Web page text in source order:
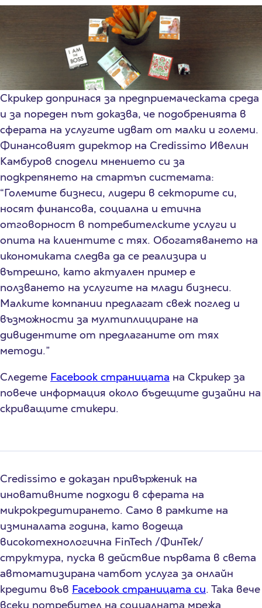
Скрикер допринася за предприемаческата среда
и за пореден път доказва, че подобренията в
сферата на услугите идват от малки и големи.
Финансовият директор на Credissimo Ивелин
Камбуров сподели мнението си за
подкрепянето на стартъп системата:
“Големите бизнеси, лидери в секторите си,
носят финансова, социална и етична
отговорност в потребителските услуги и
опита на клиентите с тях. Обогатяването на
икономиката следва да се реализира и
вътрешно, като актуален пример е
ползването на услугите на млади бизнеси.
Малките компании предлагат свеж поглед и
възможности за мултиплициране на
дивидентите от предлаганите от тях
методи.”
Следете Facebook страницата на Скрикер за
повече информация около бъдещите дизайни на
скриващите стикери.
Credissimo е доказан привърженик на
иновативните подходи в сферата на
микрокредитирането. Само в рамките на
изминалата година, като водеща
високотехнологична FinTech /ФинТек/
структура, пуска в действие първата в света
автоматизирана чатбот услуга за онлайн
кредити във Facebook страницата си. Така вече
всеки потребител на социалната мрежа